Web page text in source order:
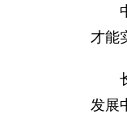
才能
发展